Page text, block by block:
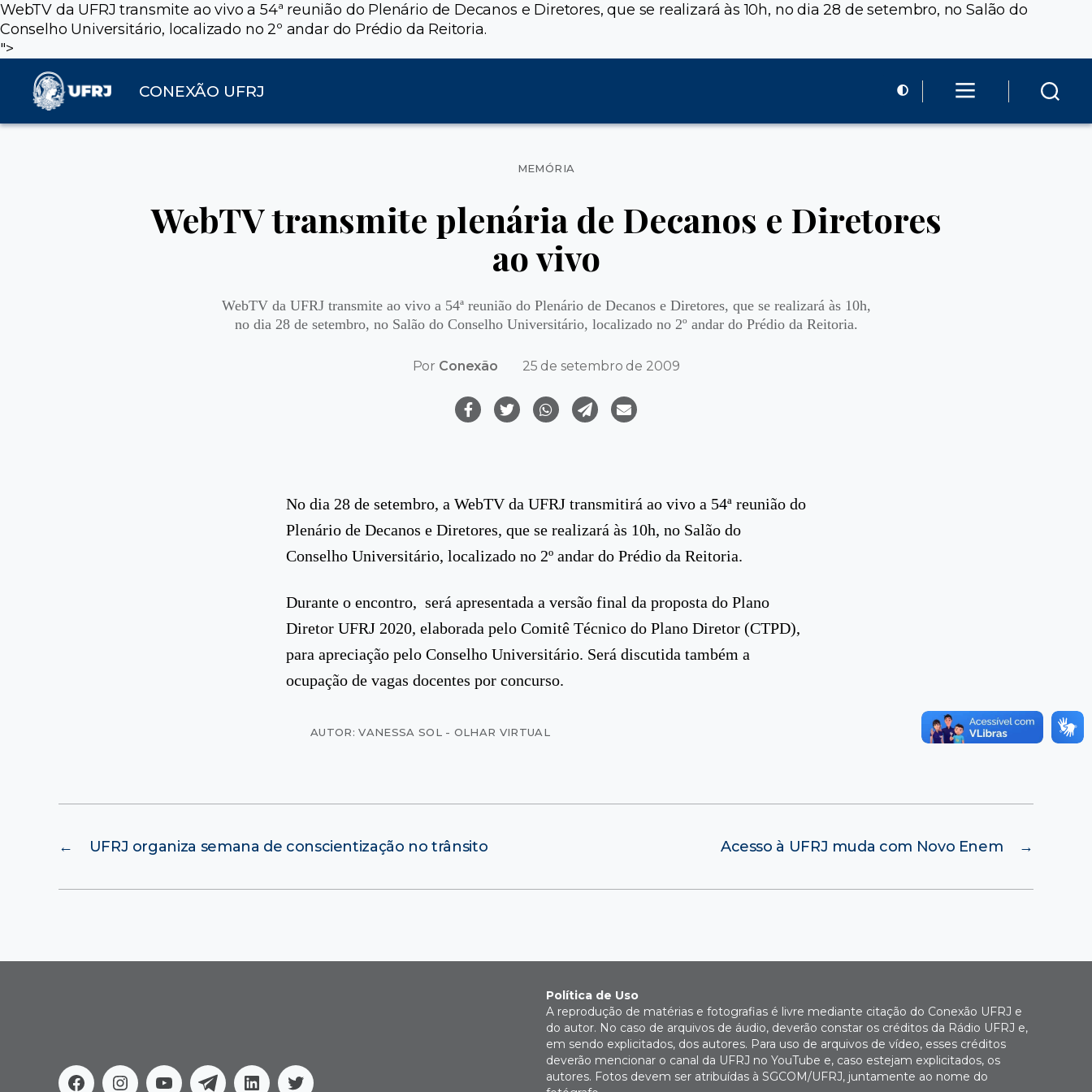
WebTV da UFRJ transmite ao vivo a 54ª reunião do Plenário de Decanos e Diretores, que se realizará às 10h, no dia 28 de setembro, no Salão do
Conselho Universitário, localizado no 2º andar do Prédio da Reitoria.
">
CONEXÃO UFRJ
Categorias
MEMÓRIA
WebTV transmite plenária de Decanos e Diretores
ao vivo
WebTV da UFRJ transmite ao vivo a 54ª reunião do Plenário de Decanos e Diretores, que se realizará às 10h,
no dia 28 de setembro, no Salão do Conselho Universitário, localizado no 2º andar do Prédio da Reitoria.
Por Conexão 25 de setembro de 2009
No dia 28 de setembro, a WebTV da UFRJ transmitirá ao vivo a 54ª reunião do
Plenário de Decanos e Diretores, que se realizará às 10h, no Salão do
Conselho Universitário, localizado no 2º andar do Prédio da Reitoria.
Durante o encontro, será apresentada a versão final da proposta do Plano
Diretor UFRJ 2020, elaborada pelo Comitê Técnico do Plano Diretor (CTPD),
para apreciação pelo Conselho Universitário. Será discutida também a
ocupação de vagas docentes por concurso.
AUTOR: VANESSA SOL - OLHAR VIRTUAL
← UFRJ organiza semana de conscientização no trânsito →
Acesso à UFRJ muda com Novo Enem
Política de Uso
A reprodução de matérias e fotografias é livre mediante citação do Conexão UFRJ e
do autor. No caso de arquivos de áudio, deverão constar os créditos da Rádio UFRJ e,
em sendo explicitados, dos autores. Para uso de arquivos de vídeo, esses créditos
deverão mencionar o canal da UFRJ no YouTube e, caso estejam explicitados, os
autores. Fotos devem ser atribuídas à SGCOM/UFRJ, juntamente ao nome do